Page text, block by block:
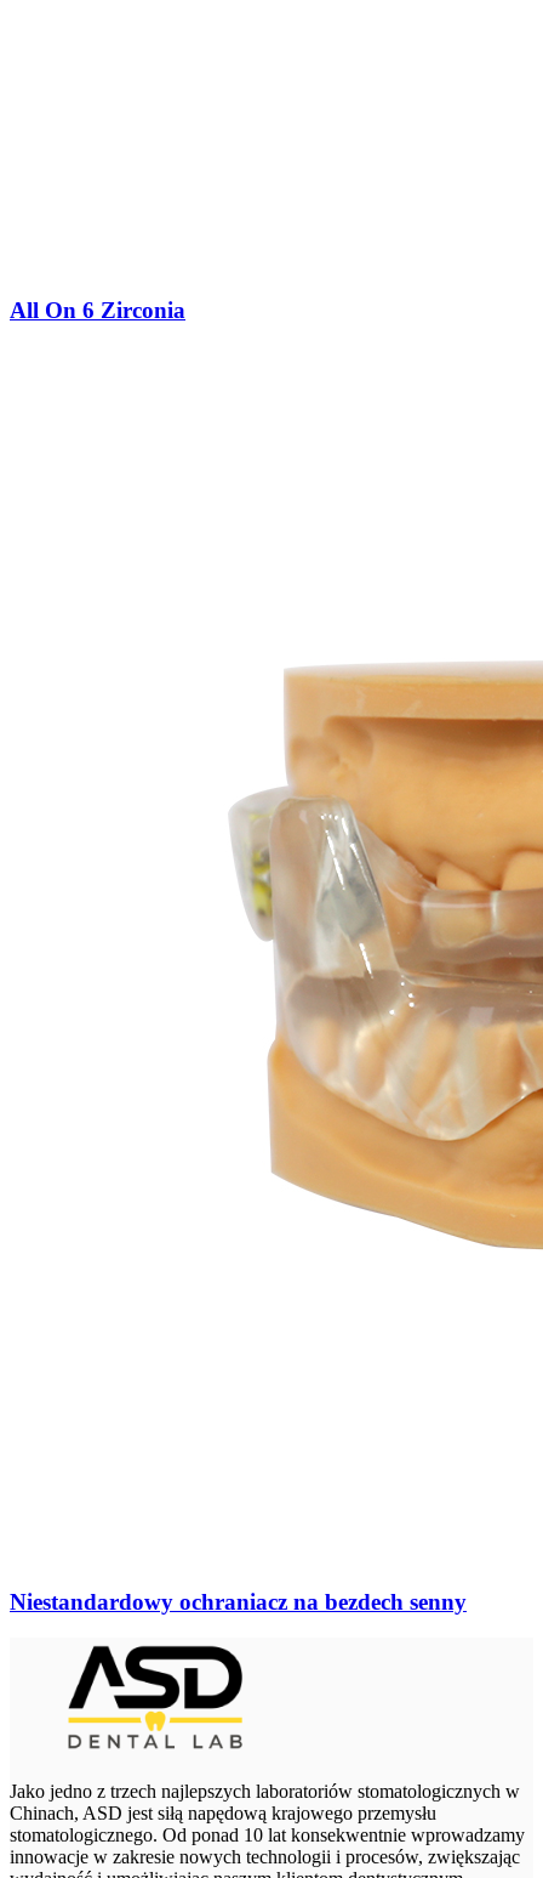
All On 6 Zirconia
Niestandardowy ochraniacz na bezdech senny
Jako jedno z trzech najlepszych laboratoriów stomatologicznych w
Chinach, ASD jest siłą napędową krajowego przemysłu
stomatologicznego. Od ponad 10 lat konsekwentnie wprowadzamy
innowacje w zakresie nowych technologii i procesów, zwiększając